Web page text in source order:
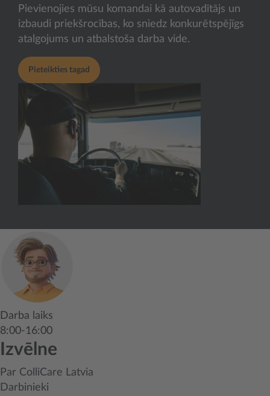
Pievienojies mūsu komandai kā autovadītājs un
izbaudi priekšrocības, ko sniedz konkurētspējīgs
atalgojums un atbalstoša darba vide.
Pieteikties tagad
Darba laiks
8:00-16:00
Izvēlne
Par ColliCare Latvia
Darbinieki